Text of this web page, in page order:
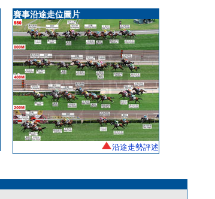
賽事沿途走位圖片
沿途走勢評述